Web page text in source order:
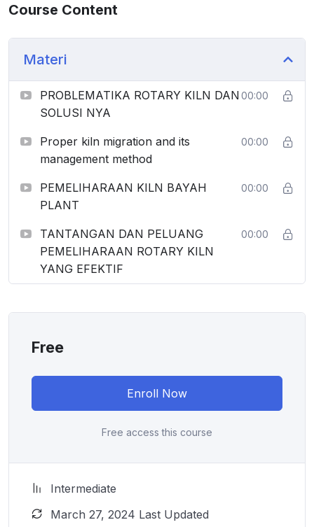
Course Content
Materi
PROBLEMATIKA ROTARY KILN DAN
SOLUSI NYA
00:00
Proper kiln migration and its
management method
00:00
PEMELIHARAAN KILN BAYAH
PLANT
00:00
TANTANGAN DAN PELUANG
PEMELIHARAAN ROTARY KILN
YANG EFEKTIF
00:00
Free
Enroll Now
Free access this course
Intermediate
March 27, 2024 Last Updated